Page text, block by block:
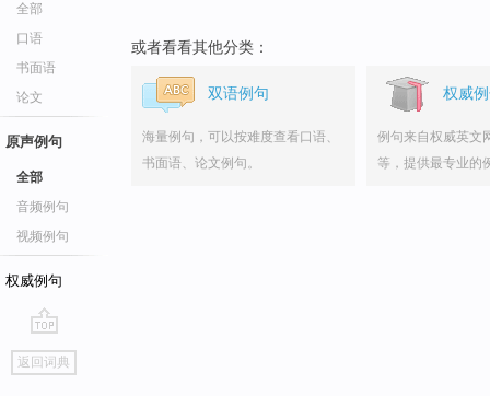
全部
口语
书面语
论文
原声例句
全部
音频例句
视频例句
权威例句
go
top
返回词典
或者看看其他分类：
双语例句
海量例句，可以按难度查看口语、
书面语、论文例句。
权威
例句来自权威英文
等，提供最专业的